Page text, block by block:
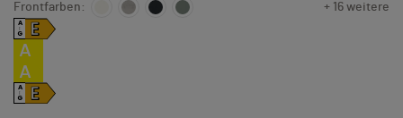
Frontfarben: + 16 weitere
A
↑
G
E
A
A
A
↑
G E